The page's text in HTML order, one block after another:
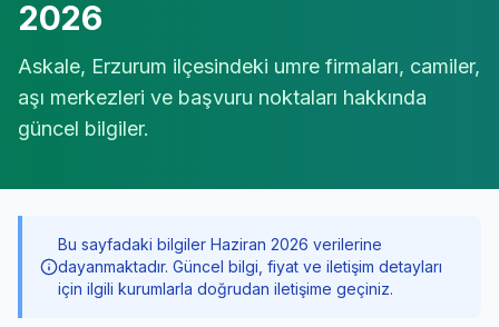
2026
Askale, Erzurum ilçesindeki umre firmaları, camiler,
aşı merkezleri ve başvuru noktaları hakkında
güncel bilgiler.
Bu sayfadaki bilgiler Haziran 2026 verilerine
dayanmaktadır. Güncel bilgi, fiyat ve iletişim detayları
için ilgili kurumlarla doğrudan iletişime geçiniz.